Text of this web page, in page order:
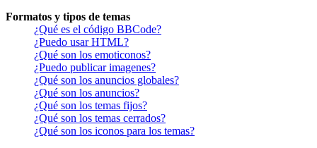
Formatos y tipos de temas
¿Qué es el código BBCode?
¿Puedo usar HTML?
¿Qué son los emoticonos?
¿Puedo publicar imagenes?
¿Qué son los anuncios globales?
¿Qué son los anuncios?
¿Qué son los temas fijos?
¿Qué son los temas cerrados?
¿Qué son los iconos para los temas?